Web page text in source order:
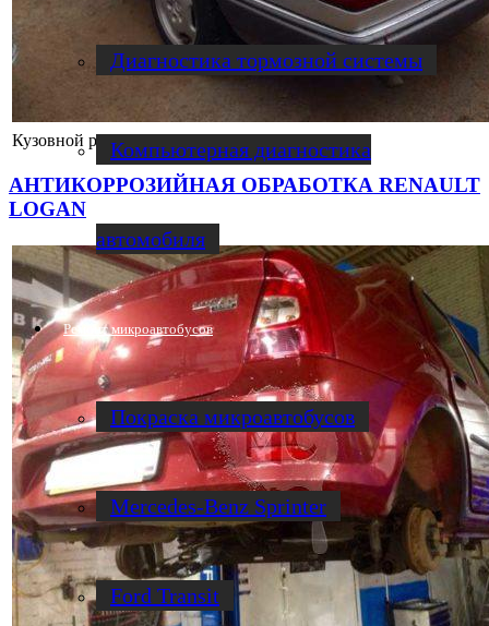
Диагностика тормозной системы
Компьютерная диагностика
автомобиля
Ремонт микроавтобусов
Покраска микроавтобусов
Mercedes-Benz Sprinter
Ford Transit
Кузовной ремонт MERCEDES W124
АНТИКОРРОЗИЙНАЯ ОБРАБОТКА RENAULT
LOGAN